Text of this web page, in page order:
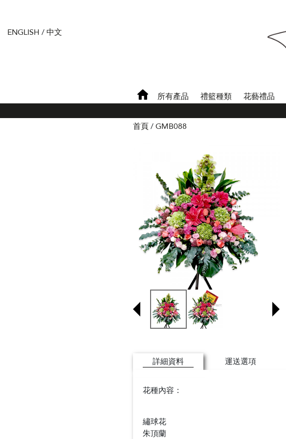
ENGLISH /中文
所有產品 禮籃種類 花藝禮品
首頁
GMB088
詳細資料 運送選項
花種內容：
繡球花
朱頂蘭